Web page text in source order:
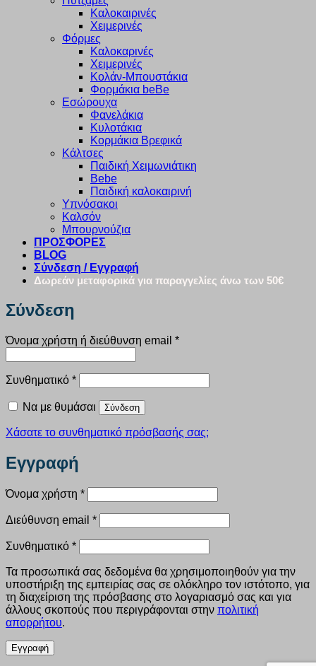
Καλοκαιρινές
Χειμερινές
Φόρμες
Καλοκαρινές
Χειμερινές
Κολάν-Μπουστάκια
Φορμάκια beBe
Εσώρουχα
Φανελάκια
Κυλοτάκια
Κορμάκια Βρεφικά
Κάλτσες
Παιδική Χειμωνιάτικη
Bebe
Παιδική καλοκαιρινή
Υπνόσακοι
Καλσόν
Μπουρνούζια
ΠΡΟΣΦΟΡΕΣ
BLOG
Σύνδεση / Εγγραφή
Δωρεάν μεταφορικά για παραγγελίες άνω των 50€
Σύνδεση
Όνομα χρήστη ή διεύθυνση email *Απαιτείται
Συνθηματικό *Απαιτείται
Να με θυμάσαι Σύνδεση
Χάσατε το συνθηματικό πρόσβασής σας;
Εγγραφή
Όνομα χρήστη *Απαιτείται
Διεύθυνση email *Απαιτείται
Συνθηματικό *Απαιτείται
Τα προσωπικά σας δεδομένα θα χρησιμοποιηθούν για την
υποστήριξη της εμπειρίας σας σε ολόκληρο τον ιστότοπο, για
τη διαχείριση της πρόσβασης στο λογαριασμό σας και για
άλλους σκοπούς που περιγράφονται στην πολιτική
απορρήτου.
Εγγραφή